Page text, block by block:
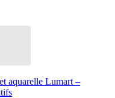
aquarelle Lumart –